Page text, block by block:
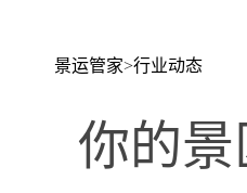
景运管家>行业动态
你的